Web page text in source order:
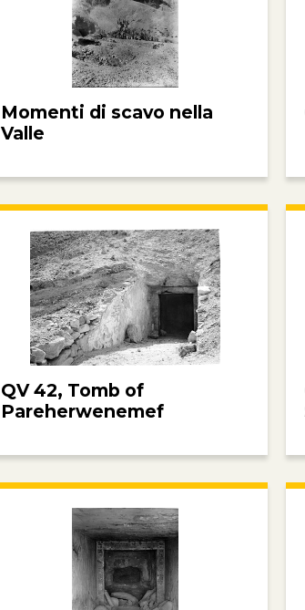
Momenti di scavo nella
Valle
QV 42, Tomb of
Pareherwenemef